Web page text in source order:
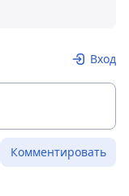
Вход
Комментировать